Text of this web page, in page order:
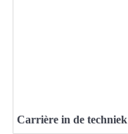
Carrière in de techniek